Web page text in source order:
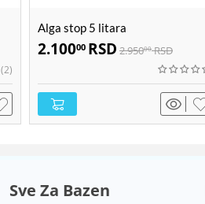
(2)
Alga stop 5 litara
2.10000 RSD 2.95000 RSD
Sve Za Bazen